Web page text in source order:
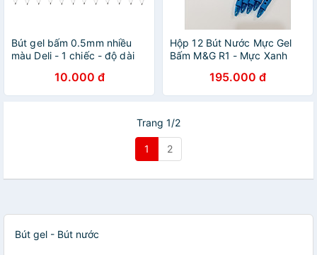
Bút gel bấm 0.5mm nhiều
màu Deli - 1 chiếc - độ dài
Đỏ/ Xanh Dương/ Xanh Lá/
Tím/ Cam - EG118
10.000 đ
Hộp 12 Bút Nước Mực Gel
Bấm M&G R1 - Mực Xanh
195.000 đ
Trang 1/2
1 2
Bút gel - Bút nước